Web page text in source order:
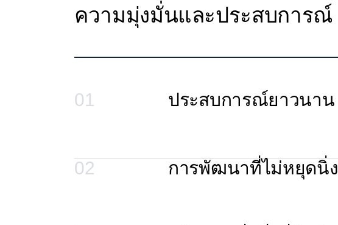
ความมุ่งมั่นและประสบการณ์
01 ประสบการณ์ยาวนาน
02 การพัฒนาที่ไม่หยุดนิ่ง